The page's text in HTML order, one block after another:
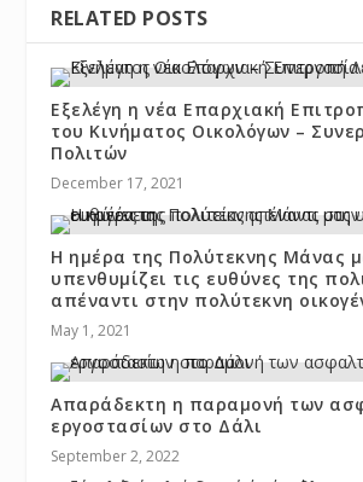
RELATED POSTS
Εξελέγη η νέα Επαρχιακή
του Κινήματος Οικολόγων –
Πολιτών
December 17, 2021
Η ημέρα της Πολύτεκνης Μάνας
υπενθυμίζει τις ευθύνες της
απέναντι στην πολύτεκνη
May 1, 2021
Απαράδεκτη η παραμονή των
εργοστασίων στο Δάλι
September 2, 2022